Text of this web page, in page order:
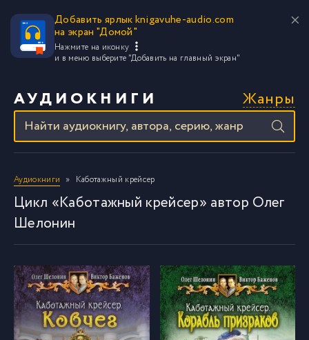
Добавить ярлык knigavuhe-audio.com
на экран "Домой"
Нажмите на иконку
и в меню выберите "Добавить на главный экран"
АУДИОКНИГИ Жанры
Аудиокниги Каботажный крейсер
Цикл «Каботажный крейсер» автор Олег
Шелонин